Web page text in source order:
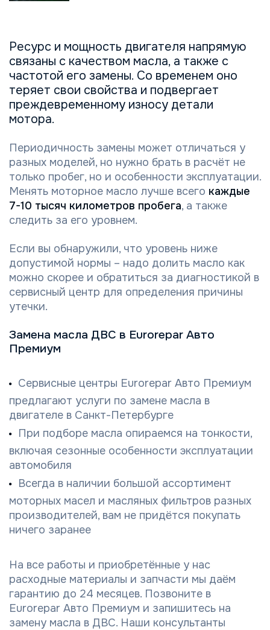
Ресурс и мощность двигателя напрямую
связаны с качеством масла, а также с
частотой его замены. Со временем оно
теряет свои свойства и подвергает
преждевременному износу детали
мотора.
Периодичность замены может отличаться у
разных моделей, но нужно брать в расчёт не
только пробег, но и особенности эксплуатации.
Менять моторное масло лучше всего каждые
7-10 тысяч километров пробега, а также
следить за его уровнем.
Если вы обнаружили, что уровень ниже
допустимой нормы – надо долить масло как
можно скорее и обратиться за диагностикой в
сервисный центр для определения причины
утечки.
Замена масла ДВС в Eurorepar Авто
Премиум
Сервисные центры Eurorepar Авто Премиум
предлагают услуги по замене масла в
двигателе в Санкт-Петербурге
При подборе масла опираемся на тонкости,
включая сезонные особенности эксплуатации
автомобиля
Всегда в наличии большой ассортимент
моторных масел и масляных фильтров разных
производителей, вам не придётся покупать
ничего заранее
На все работы и приобретённые у нас
расходные материалы и запчасти мы даём
гарантию до 24 месяцев. Позвоните в
Eurorepar Авто Премиум и запишитесь на
замену масла в ДВС. Наши консультанты